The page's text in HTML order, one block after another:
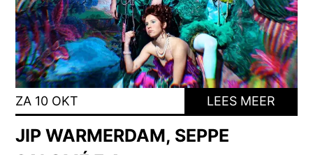
ZA 10 OKT LEES MEER
JIP WARMERDAM, SEPPE